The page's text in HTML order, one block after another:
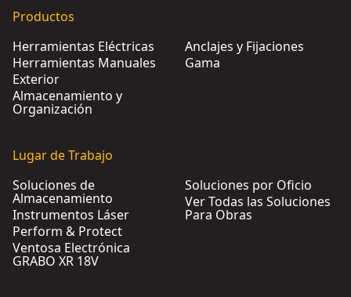
Productos
Herramientas Eléctricas
Herramientas Manuales
Exterior
Almacenamiento y
Organización
Anclajes y Fijaciones
Gama
Lugar de Trabajo
Soluciones de
Almacenamiento
Instrumentos Láser
Perform & Protect
Ventosa Electrónica
GRABO XR 18V
Soluciones por Oficio
Ver Todas las Soluciones
Para Obras